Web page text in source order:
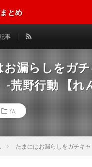
とめ
事
お漏らしをガ
-荒野行動 【れ
仏
たまにはお漏らしをガチキ